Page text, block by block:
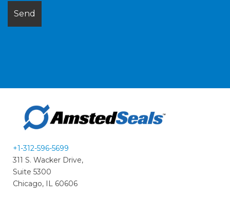
+1-312-596-5699
311 S. Wacker Drive,
Suite 5300
Chicago, IL 60606